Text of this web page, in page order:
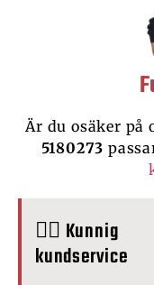
Är du osäker på
5180273
🙋‍♂️ Kunnig
kundservice